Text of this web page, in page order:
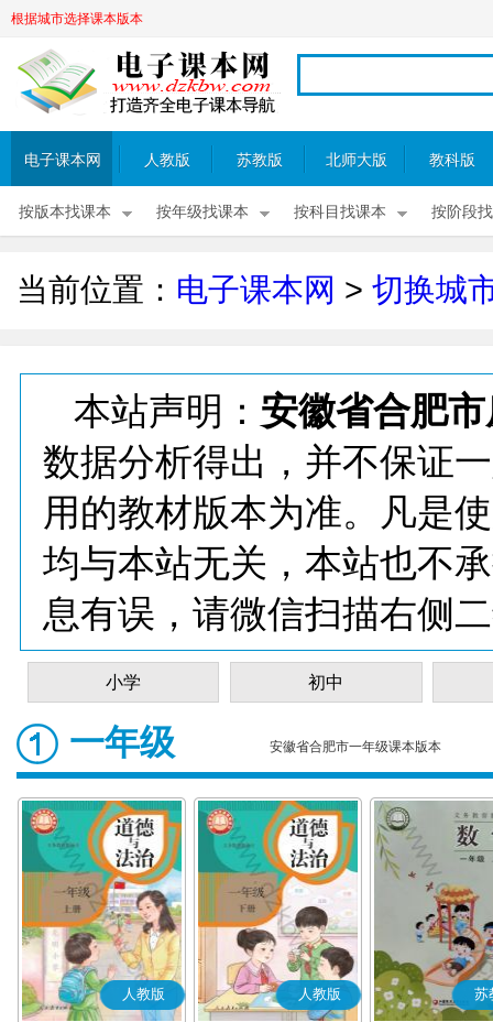
根据城市选择课本版本
电子课本网 人教版 苏教版 北师大版 教科版
按版本找课本 按年级找课本 按科目找课本 按阶段
当前位置： 电子课本网 > 切换城
本站声明： 安徽省合肥
数据分析得出，并不保证
用的教材版本为准。凡是
均与本站无关，本站也不
息有误，请微信扫描右侧
小学 初中
一年级 安徽省合肥市一年级课本版本
人教版 人教版 苏